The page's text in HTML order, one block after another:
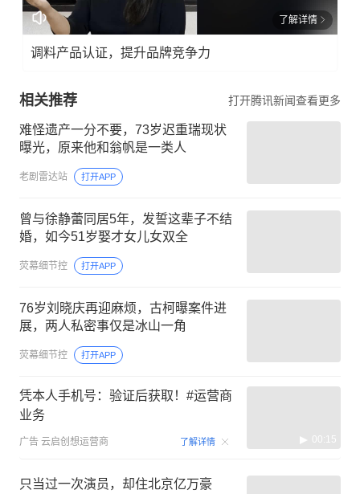
了解详情
调料产品认证，提升品牌竞争力
相关推荐 打开腾讯新闻查看更多
难怪遗产一分不要，73岁迟重瑞现状
曝光，原来他和翁帆是一类人
老剧雷达站 打开APP
曾与徐静蕾同居5年，发誓这辈子不结
婚，如今51岁娶才女儿女双全
荧幕细节控 打开APP
76岁刘晓庆再迎麻烦，古柯曝案件进
展，两人私密事仅是冰山一角
荧幕细节控 打开APP
凭本人手机号：验证后获取！#运营商
业务
广告 云启创想运营商 了解详情 00:15
只当过一次演员，却住北京亿万豪